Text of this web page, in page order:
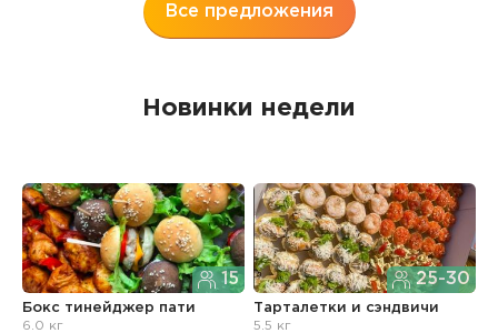
Все предложения
Новинки недели
15
Бокс тинейджер пати
6.0 кг
25-30
Тарталетки и сэндвичи
5.5 кг